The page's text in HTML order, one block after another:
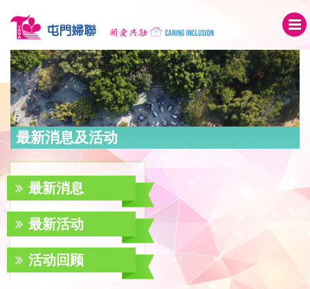
最新消息及活动
最新消息
最新活动
活动回顾